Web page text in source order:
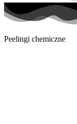
Peelingi chemiczne